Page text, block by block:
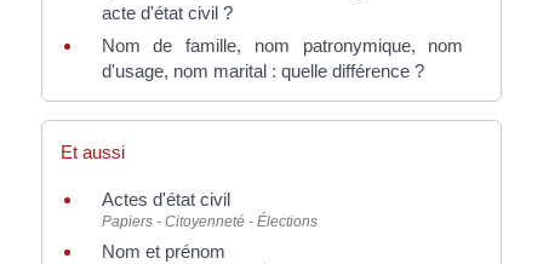
acte d'état civil ?
Nom de famille, nom patronymique, nom
d'usage, nom marital : quelle différence ?
Et aussi
Actes d'état civil
Papiers - Citoyenneté - Élections
Nom et prénom